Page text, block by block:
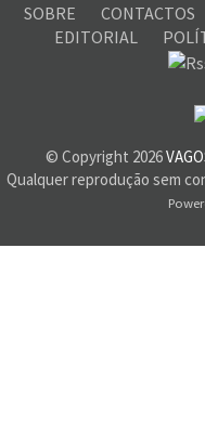
SOBRE CONTACTOS
EDITORIAL
© Copyright 2026
Qualquer reprodução sem